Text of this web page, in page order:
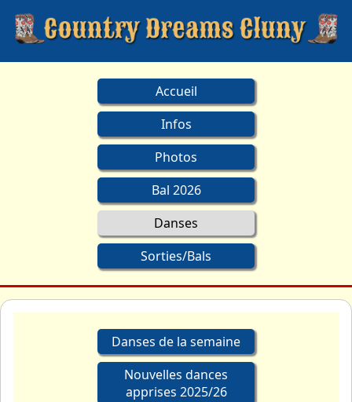
Accueil
Infos
Photos
Bal 2026
Danses
Sorties/Bals
Danses de la semaine
Nouvelles dances
apprises 2025/26